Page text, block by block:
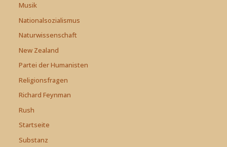
Musik
Nationalsozialismus
Naturwissenschaft
New Zealand
Partei der Humanisten
Religionsfragen
Richard Feynman
Rush
Startseite
Substanz